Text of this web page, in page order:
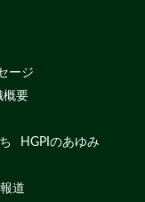
ージ
概要
HGPIのあゆみ
道